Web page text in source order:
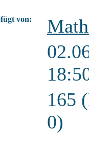
von:
165
0)